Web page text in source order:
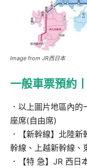
Image from JR西日本
一般車票預約
．以上圖片地區內
座席(自由席)
．【新幹線】北陸
幹線、上越新幹線、
．【特 急】JR 西日